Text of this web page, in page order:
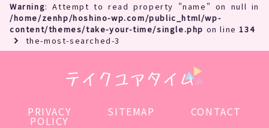
Warning: Attempt to read property "name" on null in
/home/zenhp/hoshino-wp.com/public_html/wp-
content/themes/take-your-time/single.php on line134
the-most-searched-3
PRIVACY
POLICY
SITEMAP CONTACT